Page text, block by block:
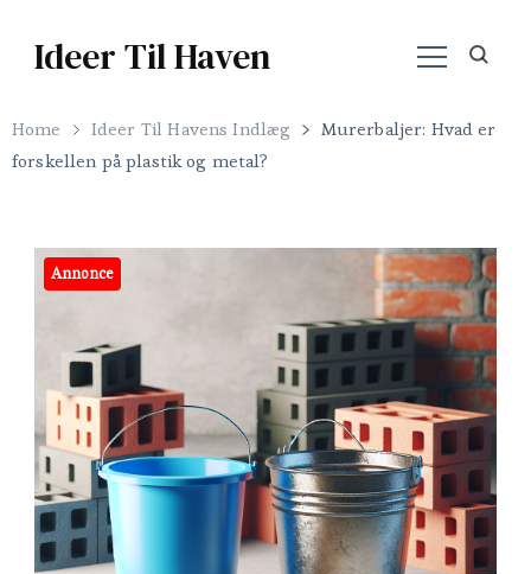
Ideer Til Haven
Home Ideer Til Havens Indlæg
Murerbaljer: Hvad er
forskellen på plastik og metal?
Annonce